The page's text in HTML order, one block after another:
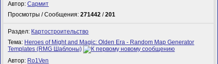
Автор:Сармит
Просмотры / Сообщения:271442 /201
Раздел: Картостроительство
Тема: Heroes of Might and Magic: Olden Era - Random Map Generator
Templates (RMG Шаблоны)
Автор: Ro1Ven